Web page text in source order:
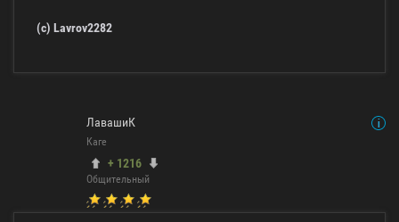
(c) Lavrov2282
ЛавашиК
Каге
+ 1216
Общительный